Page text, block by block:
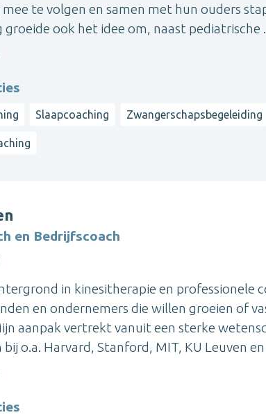
te volgen en samen met hun ouders
groeide ook het idee om, naast pediatrische
Slaapcoaching Zwangerschapsbegeleiding
en Bedrijfscoach
in kinesitherapie en professionele
en ondernemers die willen groeien of
aanpak vertrekt vanuit een sterke
o.a. Harvard, Stanford, MIT, KU Leuven